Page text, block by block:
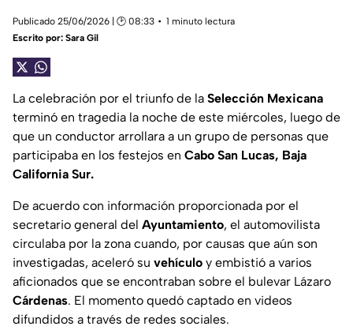
Publicado 25/06/2026 | 🕑 08:33
1 minuto lectura
Escrito por: Sara Gil
La celebración por el triunfo de la Selección Mexicana
terminó en tragedia la noche de este miércoles, luego de
que un conductor arrollara a un grupo de personas que
participaba en los festejos en Cabo San Lucas, Baja
California Sur.
De acuerdo con información proporcionada por el
secretario general del Ayuntamiento, el automovilista
circulaba por la zona cuando, por causas que aún son
investigadas, aceleró su vehículo y embistió a varios
aficionados que se encontraban sobre el bulevar Lázaro
Cárdenas. El momento quedó captado en videos
difundidos a través de redes sociales.